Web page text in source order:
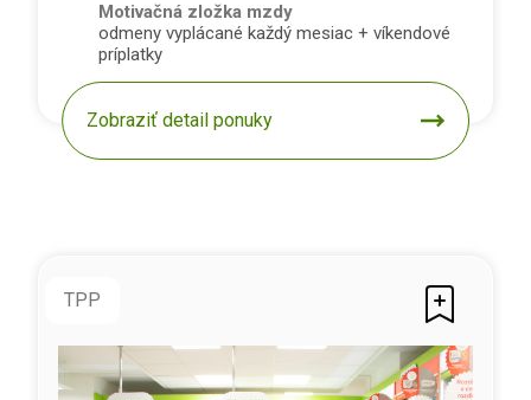
Motivačná zložka mzdy
odmeny vyplácané každý mesiac + víkendové
príplatky
Zobraziť detail ponuky
TPP